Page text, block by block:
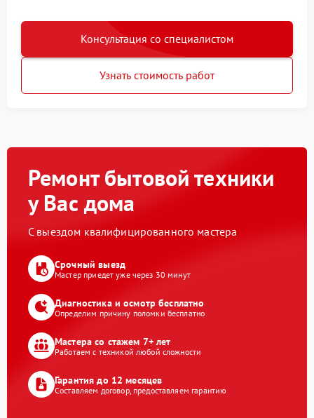
Консультация со специалистом
Узнать стоимость работ
Ремонт бытовой техники
у Вас дома
С выездом квалифицированного мастера
Срочный выезд
Мастер приедет уже через 30 минут
Диагностика и осмотр бесплатно
Определим причину поломки бесплатно
Мастера со стажем 7+ лет
Работаем с техникой любой сложности
Гарантия до 12 месяцев
Составляем договор, предоставляем гарантию